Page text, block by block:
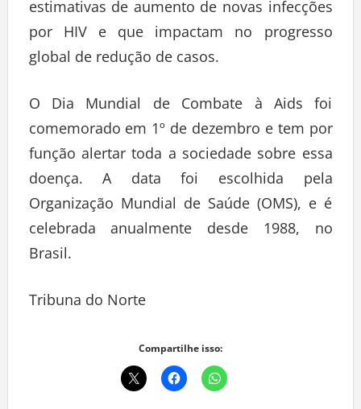
estimativas de aumento de novas infecções
por HIV e que impactam no progresso
global de redução de casos.
O Dia Mundial de Combate à Aids foi
comemorado em 1º de dezembro e tem por
função alertar toda a sociedade sobre essa
doença. A data foi escolhida pela
Organização Mundial de Saúde (OMS), e é
celebrada anualmente desde 1988, no
Brasil.
Tribuna do Norte
Compartilhe isso: